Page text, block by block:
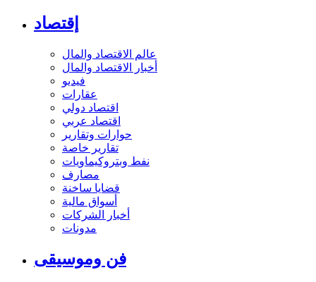
إقتصاد
عالم الاقتصاد والمال
أخبار الاقتصاد والمال
فيديو
عقارات
اقتصاد دولي
اقتصاد عربي
حوارات وتقارير
تقارير خاصة
نفط وبتروكيماويات
مصارف
قضايا ساخنة
أسواق مالية
أخبار الشركات
مدونات
فن وموسيقى